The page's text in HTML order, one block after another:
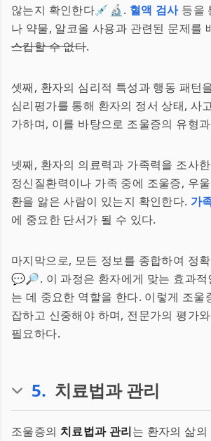
않는지 확인한다💉🔬. 혈액 검사등을
나 약물, 알코올 사용과 관련된 문제를
스킵할 수 없다.
셋째, 환자의 심리적 특성과 행동 패턴
심리평가를 통해 환자의 정서 상태, 사
가하며, 이를 바탕으로 조울증의 유형
넷째, 환자의 의료력과 가족력을 조사
정신질환력이나 가족 중에 조울증, 우
환을 앓은 사람이 있는지 확인한다. 가
에 중요한 단서가 될 수 있다.
마지막으로, 모든 정보를 종합하여 정
💬🔎. 이 과정은 환자에게 맞는 효과적
는 데 중요한 역할을 한다. 이렇게 조울
잡하고 신중해야 하며, 전문가의 평가
필요하다.
5. 치료법과 관리
조울증의 치료법과 관리는 환자의 삶